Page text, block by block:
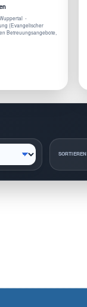
-
(Evangelischer
Betreuungsangebote,
SORTIEREN